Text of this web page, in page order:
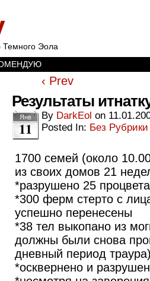
Темного Эола
‹ Prev
Результаты
Янв
11
By DarkEol on
Posted In: Без Рубрики
1700 семей (около
из своих домов 21
*разрушено 25
*300 ферм стерто с
успешно перенесены
*38 тел выкопано из
должны были снова
дневный период
*осквернено и